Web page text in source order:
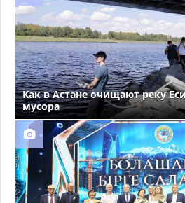
Как в Астане очищают реку
мусора